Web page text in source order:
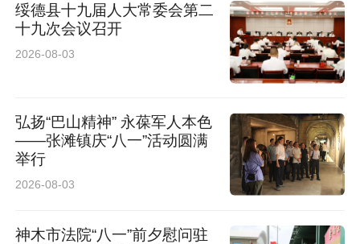
绥德县十九届人大常委会第二
十九次会议召开
2026-08-03
弘扬“巴山精神” 永葆军人本色
——张滩镇庆“八一”活动圆满
举行
2026-08-03
神木市法院“八一”前夕慰问驻